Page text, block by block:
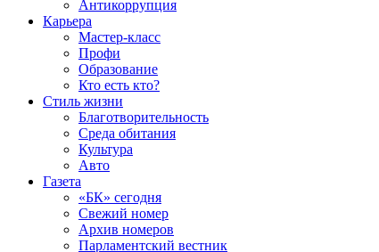
Антикоррупция
Карьера
Мастер-класс
Профи
Образование
Кто есть кто?
Стиль жизни
Благотворительность
Среда обитания
Культура
Авто
Газета
«БК» сегодня
Свежий номер
Архив номеров
Парламентский вестник